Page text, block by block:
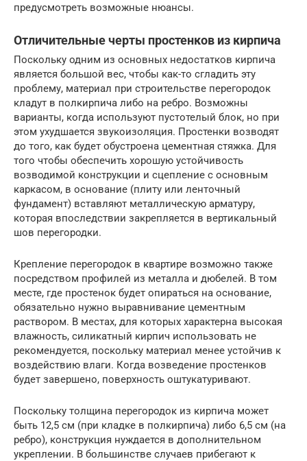
предусмотреть возможные нюансы.
Отличительные черты простенков из кирпича
Поскольку одним из основных недостатков кирпича
является большой вес, чтобы как-то сгладить эту
проблему, материал при строительстве перегородок
кладут в полкирпича либо на ребро. Возможны
варианты, когда используют пустотелый блок, но при
этом ухудшается звукоизоляция. Простенки возводят
до того, как будет обустроена цементная стяжка. Для
того чтобы обеспечить хорошую устойчивость
возводимой конструкции и сцепление с основным
каркасом, в основание (плиту или ленточный
фундамент) вставляют металлическую арматуру,
которая впоследствии закрепляется в вертикальный
шов перегородки.
Крепление перегородок в квартире возможно также
посредством профилей из металла и дюбелей. В том
месте, где простенок будет опираться на основание,
обязательно нужно выравнивание цементным
раствором. В местах, для которых характерна высокая
влажность, силикатный кирпич использовать не
рекомендуется, поскольку материал менее устойчив к
воздействию влаги. Когда возведение простенков
будет завершено, поверхность оштукатуривают.
Поскольку толщина перегородок из кирпича может
быть 12,5 см (при кладке в полкирпича) либо 6,5 см (на
ребро), конструкция нуждается в дополнительном
укреплении. В большинстве случаев прибегают к